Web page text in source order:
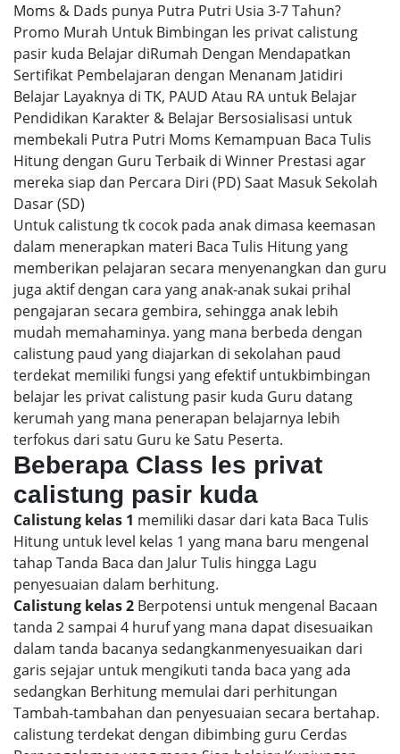
Moms & Dads punya Putra Putri Usia 3-7 Tahun?
Promo Murah Untuk Bimbingan les privat calistung
pasir kuda Belajar diRumah Dengan Mendapatkan
Sertifikat Pembelajaran dengan Menanam Jatidiri
Belajar Layaknya di TK, PAUD Atau RA untuk Belajar
Pendidikan Karakter & Belajar Bersosialisasi untuk
membekali Putra Putri Moms Kemampuan Baca Tulis
Hitung dengan Guru Terbaik di Winner Prestasi agar
mereka siap dan Percara Diri (PD) Saat Masuk Sekolah
Dasar (SD)
Untuk calistung tk cocok pada anak dimasa keemasan
dalam menerapkan materi Baca Tulis Hitung yang
memberikan pelajaran secara menyenangkan dan guru
juga aktif dengan cara yang anak-anak sukai prihal
pengajaran secara gembira, sehingga anak lebih
mudah memahaminya. yang mana berbeda dengan
calistung paud yang diajarkan di sekolahan paud
terdekat memiliki fungsi yang efektif untukbimbingan
belajar les privat calistung pasir kuda Guru datang
kerumah yang mana penerapan belajarnya lebih
terfokus dari satu Guru ke Satu Peserta.
Beberapa Class les privat
calistung pasir kuda
Calistung kelas 1 memiliki dasar dari kata Baca Tulis
Hitung untuk level kelas 1 yang mana baru mengenal
tahap Tanda Baca dan Jalur Tulis hingga Lagu
penyesuaian dalam berhitung.
Calistung kelas 2 Berpotensi untuk mengenal Bacaan
tanda 2 sampai 4 huruf yang mana dapat disesuaikan
dalam tanda bacanya sedangkanmenyesuaikan dari
garis sejajar untuk mengikuti tanda baca yang ada
sedangkan Berhitung memulai dari perhitungan
Tambah-tambahan dan penyesuaian secara bertahap.
calistung terdekat dengan dibimbing guru Cerdas